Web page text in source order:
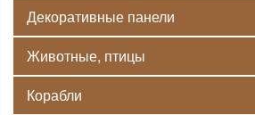
Декоративные панели
Животные, птицы
Корабли